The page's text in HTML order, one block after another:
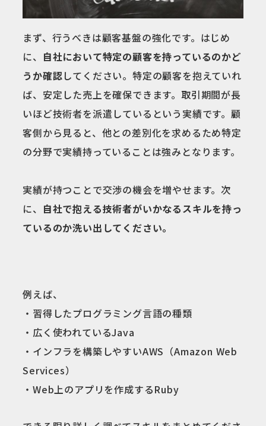
まず、行うべきは顧客基盤の強化です。はじめ
に、 自社において特定の顧客を持っているのかど
うか確認してください。特定の顧客を抱えていれ
ば、安定した売上を確保できます。取引期間が長
いほど技術者を派遣しているという実績です。顧
客側から見ると、他との差別化を求めるため特定
の分野で実績持っていることは強みとなります。
実績が持つことで交渉の機会を増やせます。次
に、 自社で抱える技術者がいかなるスキルを持っ
ているのか洗い出してください。
例えば、
・習得したプログラミング言語の種類
・広く使われているJava
・インフラを構築しやすいAWS（Amazon Web
Services）
・Web上のアプリを作成するRuby